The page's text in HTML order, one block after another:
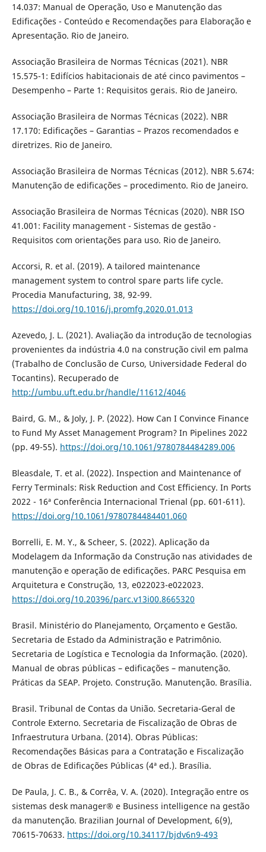
14.037: Manual de Operação, Uso e Manutenção das
Edificações - Conteúdo e Recomendações para Elaboração e
Apresentação. Rio de Janeiro.
Associação Brasileira de Normas Técnicas (2021). NBR
15.575-1: Edifícios habitacionais de até cinco pavimentos –
Desempenho – Parte 1: Requisitos gerais. Rio de Janeiro.
Associação Brasileira de Normas Técnicas (2022). NBR
17.170: Edificações – Garantias – Prazos recomendados e
diretrizes. Rio de Janeiro.
Associação Brasileira de Normas Técnicas (2012). NBR 5.674:
Manutenção de edificações – procedimento. Rio de Janeiro.
Associação Brasileira de Normas Técnicas (2020). NBR ISO
41.001: Facility management - Sistemas de gestão -
Requisitos com orientações para uso. Rio de Janeiro.
Accorsi, R. et al. (2019). A tailored maintenance
management system to control spare parts life cycle.
Procedia Manufacturing, 38, 92-99.
https://doi.org/10.1016/j.promfg.2020.01.013
Azevedo, J. L. (2021). Avaliação da introdução de tecnologias
provenientes da indústria 4.0 na construção civil em palma
(Trabalho de Conclusão de Curso, Universidade Federal do
Tocantins). Recuperado de
http://umbu.uft.edu.br/handle/11612/4046
Baird, G. M., & Joly, J. P. (2022). How Can I Convince Finance
to Fund My Asset Management Program? In Pipelines 2022
(pp. 49-55). https://doi.org/10.1061/9780784484289.006
Bleasdale, T. et al. (2022). Inspection and Maintenance of
Ferry Terminals: Risk Reduction and Cost Efficiency. In Ports
2022 - 16ª Conferência Internacional Trienal (pp. 601-611).
https://doi.org/10.1061/9780784484401.060
Borrelli, E. M. Y., & Scheer, S. (2022). Aplicação da
Modelagem da Informação da Construção nas atividades de
manutenção e operação de edificações. PARC Pesquisa em
Arquitetura e Construção, 13, e022023-e022023.
https://doi.org/10.20396/parc.v13i00.8665320
Brasil. Ministério do Planejamento, Orçamento e Gestão.
Secretaria de Estado da Administração e Patrimônio.
Secretaria de Logística e Tecnologia da Informação. (2020).
Manual de obras públicas – edificações – manutenção.
Práticas da SEAP. Projeto. Construção. Manutenção. Brasília.
Brasil. Tribunal de Contas da União. Secretaria-Geral de
Controle Externo. Secretaria de Fiscalização de Obras de
Infraestrutura Urbana. (2014). Obras Públicas:
Recomendações Básicas para a Contratação e Fiscalização
de Obras de Edificações Públicas (4ª ed.). Brasília.
De Paula, J. C. B., & Corrêa, V. A. (2020). Integração entre os
sistemas desk manager® e Business intelligence na gestão
da manutenção. Brazilian Journal of Development, 6(9),
70615-70633. https://doi.org/10.34117/bjdv6n9-493